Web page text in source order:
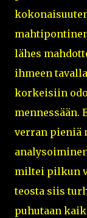
lähes
ihmeen
korkeisiin
mennessään.
verran pieniä
miltei pilkun
teosta siis
puhutaan